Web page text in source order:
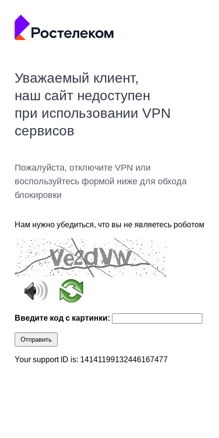
Уважаемый клиент,
наш сайт недоступен
при использовании VPN
сервисов
Пожалуйста, отключите VPN или
воспользуйтесь формой ниже для обхода
блокировки
Нам нужно убедиться, что вы не являетесь роботом
Введите код с картинки:
Отправить
Your support ID is: 14141199132446167477